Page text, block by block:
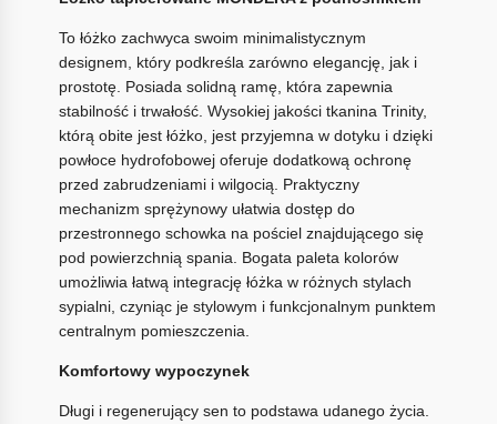
To łóżko zachwyca swoim minimalistycznym
designem, który podkreśla zarówno elegancję, jak i
prostotę. Posiada solidną ramę, która zapewnia
stabilność i trwałość. Wysokiej jakości tkanina Trinity,
którą obite jest łóżko, jest przyjemna w dotyku i dzięki
powłoce hydrofobowej oferuje dodatkową ochronę
przed zabrudzeniami i wilgocią. Praktyczny
mechanizm sprężynowy ułatwia dostęp do
przestronnego schowka na pościel znajdującego się
pod powierzchnią spania. Bogata paleta kolorów
umożliwia łatwą integrację łóżka w różnych stylach
sypialni, czyniąc je stylowym i funkcjonalnym punktem
centralnym pomieszczenia.
Komfortowy wypoczynek
Długi i regenerujący sen to podstawa udanego życia.